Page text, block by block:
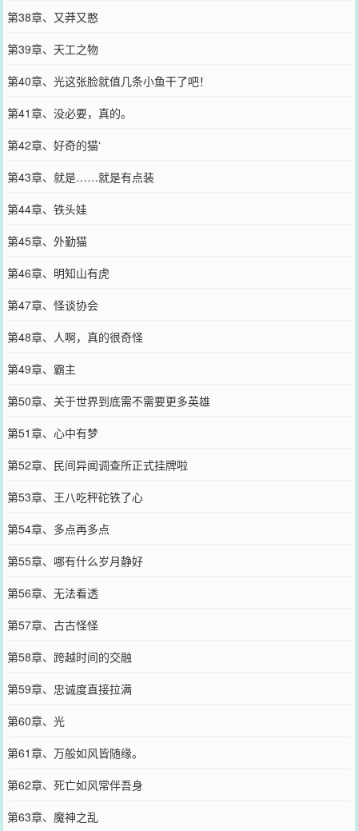
第38章、又莽又憨
第39章、天工之物
第40章、光这张脸就值几条小鱼干了吧！
第41章、没必要，真的。
第42章、好奇的猫‘
第43章、就是……就是有点装
第44章、铁头娃
第45章、外勤猫
第46章、明知山有虎
第47章、怪谈协会
第48章、人啊，真的很奇怪
第49章、霸主
第50章、关于世界到底需不需要更多英雄
第51章、心中有梦
第52章、民间异闻调查所正式挂牌啦
第53章、王八吃秤砣铁了心
第54章、多点再多点
第55章、哪有什么岁月静好
第56章、无法看透
第57章、古古怪怪
第58章、跨越时间的交融
第59章、忠诚度直接拉满
第60章、光
第61章、万般如风皆随缘。
第62章、死亡如风常伴吾身
第63章、魔神之乱